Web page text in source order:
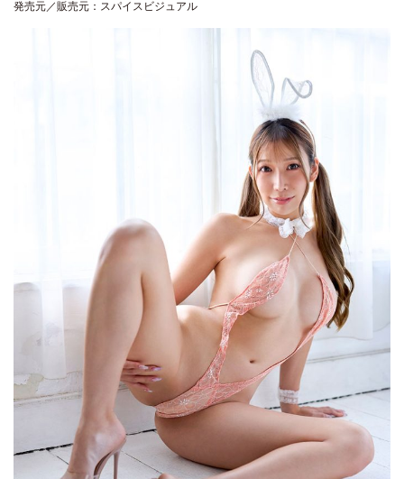
発売元／販売元：スパイスビジュアル